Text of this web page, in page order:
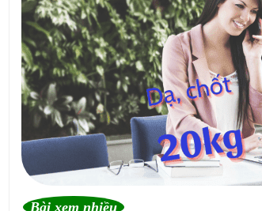
Bài xem nhiều